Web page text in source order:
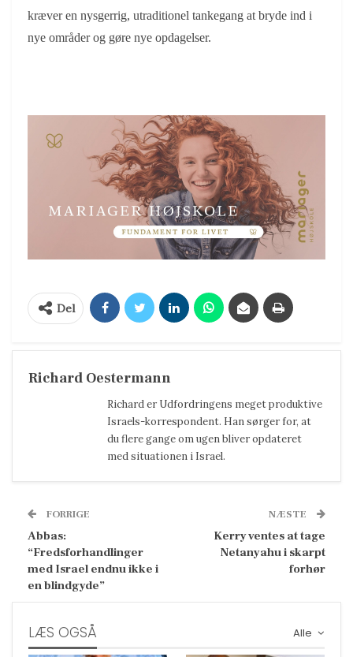
kræver en nysgerrig, utraditionel tankegang at bryde ind i
nye områder og gøre nye opdagelser.
Del
Richard Oestermann
Richard er Udfordringens meget produktive
Israels-korrespondent. Han sørger for, at
du flere gange om ugen bliver opdateret
med situationen i Israel.
FORRIGE
Abbas:
“Fredsforhandlinger
med Israel endnu ikke i
en blindgyde”
NÆSTE
Kerry ventes at tage
Netanyahu i skarpt
forhør
Alle
LÆS OGSÅ